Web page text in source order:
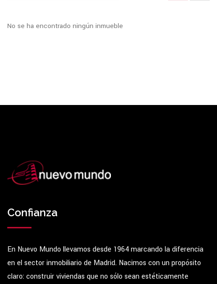
No se ha encontrado ningún inmueble
Confianza
En Nuevo Mundo llevamos desde 1964 marcando la diferencia
en el sector inmobiliario de Madrid. Nacimos con un propósito
claro: construir viviendas que no sólo sean estéticamente